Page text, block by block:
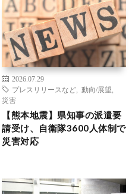
2026.07.29
プレスリリースなど
動向/展望
災害
【熊本地震】県知事の派遣要
請受け、自衛隊3600人体制で
災害対応